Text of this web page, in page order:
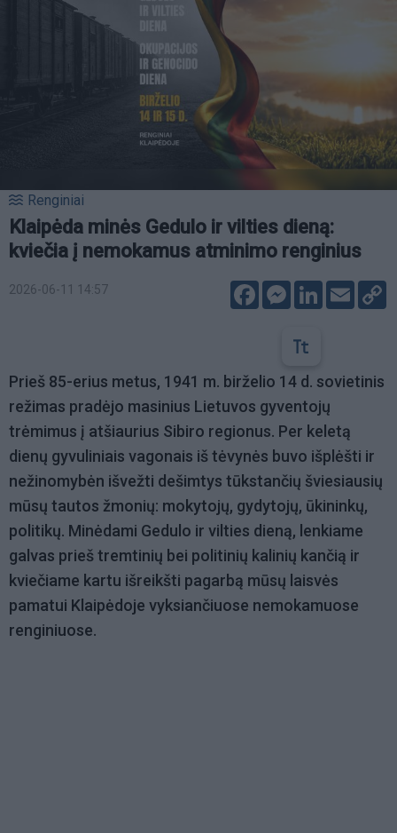
Renginiai
Klaipėda minės Gedulo ir vilties dieną:
kviečia į nemokamus atminimo renginius
2026-06-11 14:57 FacebookMessenger
LinkedIn
Email
Prieš 85-erius metus, 1941 m. birželio 14 d. sovietinis
režimas pradėjo masinius Lietuvos gyventojų
trėmimus į atšiaurius Sibiro regionus. Per keletą
dienų gyvuliniais vagonais iš tėvynės buvo išplėšti ir
nežinomybėn išvežti dešimtys tūkstančių šviesiausių
mūsų tautos žmonių: mokytojų, gydytojų, ūkininkų,
politikų. Minėdami Gedulo ir vilties dieną, lenkiame
galvas prieš tremtinių bei politinių kalinių kančią ir
kviečiame kartu išreikšti pagarbą mūsų laisvės
pamatui Klaipėdoje vyksiančiuose nemokamuose
renginiuose.